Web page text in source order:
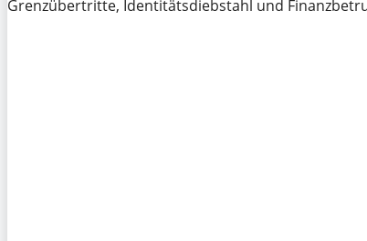
Grenzübertritte, Identitätsdiebstahl und